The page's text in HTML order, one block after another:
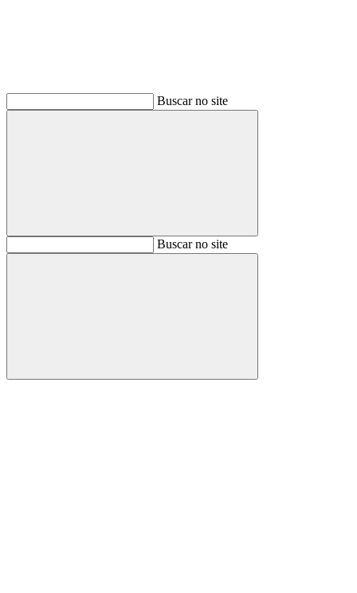
Buscar no site
BuscarBuscar no site
Buscar